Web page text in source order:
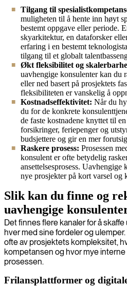
Tilgang til
muligheten til å hente inn høyt
bestemt oppgave eller periode.
skyarkitektur, en dataforsker
erfaring i en bestemt
tilgang til et globalt
Økt fleksibilitet og
uavhengige konsulenter kan du
eller ned basert på prosjektets
fleksibiliteten er vanskelig å
Kostnadseffektivitet: Når du
du for de konkrete
de faste kostnadene knyttet til
forsikringer, feriepenger og
budsjettere og gir en mer
Raskere prosess: Prosessen
konsulent er ofte betydelig
ansettelsesprosess.
nye prosjekter på kort varsel og
Slik kan du finne og
uavhengige
Det finnes flere kanaler for å
hver med sine fordeler og
ofte av prosjektets kompleksitet,
kompetansen og hvor mye
prosessen.
Frilansplattformer og